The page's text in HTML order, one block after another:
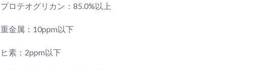
プロテオグリカン：85.0%以上
重金属：10ppm以下
ヒ素：2ppm以下